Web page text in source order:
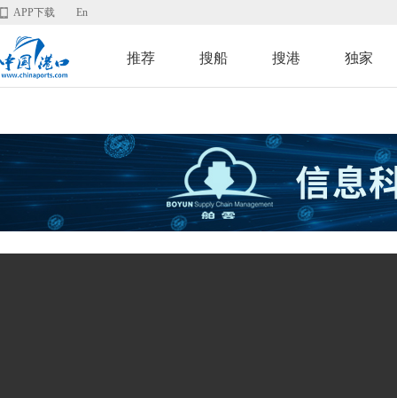
APP下载 En
推荐 搜船 搜港 独家